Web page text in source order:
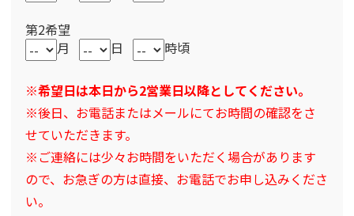
第2希望
月
日 時頃
※希望日は本日から2営業日以降としてください。
※後日、お電話またはメールにてお時間の確認をさ
せていただきます。
※ご連絡には少々お時間をいただく場合があります
ので、お急ぎの方は直接、お電話でお申し込みくださ
い。